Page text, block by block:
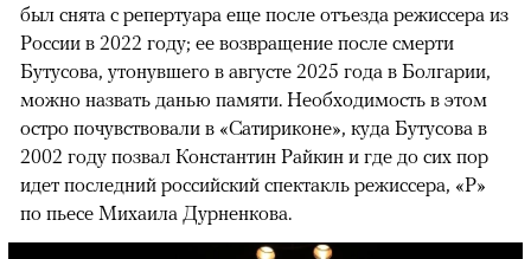
был снята с репертуара еще после отъезда режиссера из
России в 2022 году; ее возвращение после смерти
Бутусова, утонувшего в августе 2025 года в Болгарии,
можно назвать данью памяти. Необходимость в этом
остро почувствовали в «Сатириконе», куда Бутусова в
2002 году позвал Константин Райкин и где до сих пор
идет последний российский спектакль режиссера, «Р»
по пьесе Михаила Дурненкова.